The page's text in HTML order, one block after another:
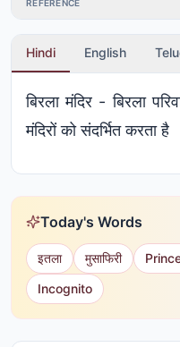
REFERENCE
Hindi English
बिरला मंदिर - बिरला
मंदिरों को संदर्भित करता है
Today's Words
इतला मुसाफिरी
Incognito